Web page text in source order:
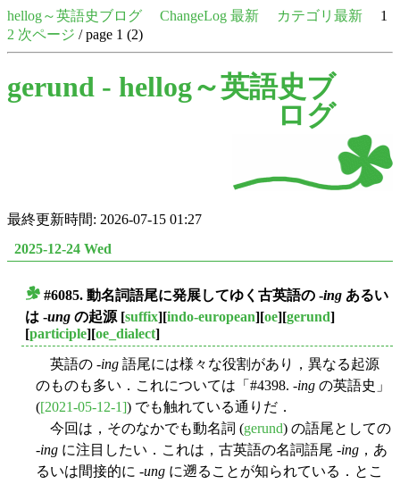
hellog～英語史ブログ ChangeLog 最新 カテゴリ最新 1
2 次ページ / page 1 (2)
gerund - hellog～英語史ブ
ログ
最終更新時間: 2026-07-15 01:27
2025-12-24 Wed
#6085. 動名詞語尾に発展してゆく古英語の -ing あるい
は -ung の起源 [suffix][indo-european][oe][gerund]
[participle][oe_dialect]
英語の -ing 語尾には様々な役割があり，異なる起源
のものも多い．これについては「#4398. -ing の英語史」
([2021-05-12-1]) でも触れている通りだ．
今回は，そのなかでも動名詞 (gerund) の語尾としての
-ing に注目したい．これは，古英語の名詞語尾 -ing ，あ
るいは間接的に -ung に遡ることが知られている．とこ